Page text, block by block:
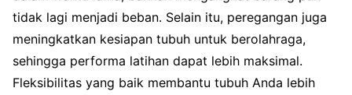
tidak lagi menjadi beban. Selain itu, peregangan juga
meningkatkan kesiapan tubuh untuk berolahraga,
sehingga performa latihan dapat lebih maksimal.
Fleksibilitas yang baik membantu tubuh Anda lebih